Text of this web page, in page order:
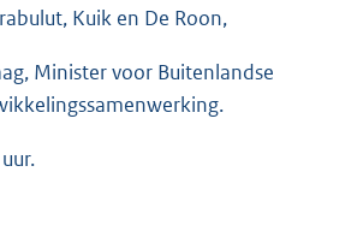
Kuik en De Roon,
Minister voor Buitenlandse